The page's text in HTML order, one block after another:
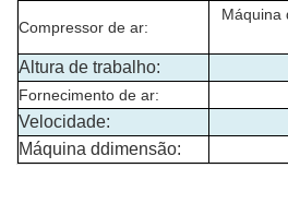
Compressor de ar:
Máquina
Altura de trabalho:
Fornecimento de ar:
Velocidade:
Máquina ddimensão: